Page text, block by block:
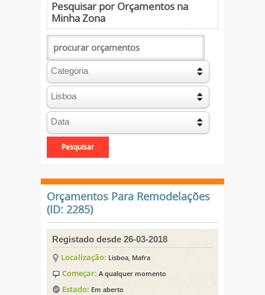
Pesquisar por Orçamentos na
Minha Zona
Orçamentos Para Remodelações
(ID: 2285)
Registado desde 26-03-2018
Localização: Lisboa, Mafra
Começar: A qualquer momento
Estado: Em aberto